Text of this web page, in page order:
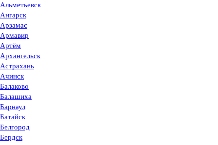
Альметьевск
Ангарск
Арзамас
Армавир
Артём
Архангельск
Астрахань
Ачинск
Балаково
Балашиха
Барнаул
Батайск
Белгород
Бердск